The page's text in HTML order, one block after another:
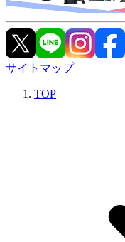
サイトマップ
TOP